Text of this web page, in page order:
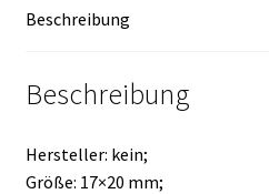
Beschreibung
Beschreibung
Hersteller: kein;
Größe: 17×20 mm;